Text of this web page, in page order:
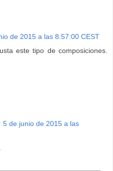
de 2015 a las 8:57:00 CEST
este tipo de composiciones.
5 de junio de 2015 a las